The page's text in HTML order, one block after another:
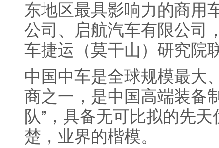
东地区最具影响力的商用
公司、启航汽车有限公司
车捷运（莫干山）研究院
中国中车是全球规模最大
商之一 ，是中国高端装备
队” ，具备无可比拟的先
楚，业界的楷模。